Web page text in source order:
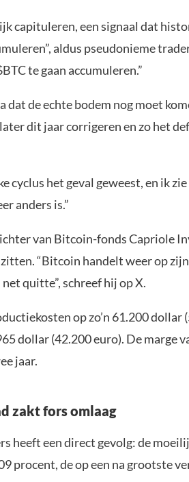
capituleren, een signaal dat
aldus pseudonieme
te gaan accumuleren.”
dat de echte bodem nog moet
dit jaar corrigeren en zo het
cyclus het geval geweest, en ik
anders is.”
van Bitcoin-fonds Capriole
“Bitcoin handelt weer op
quitte”, schreef hij op X.
op zo’n 61.200 dollar
dollar (42.200 euro). De marge
jaar.
zakt fors omlaag
heeft een direct gevolg: de
procent, de op een na grootste